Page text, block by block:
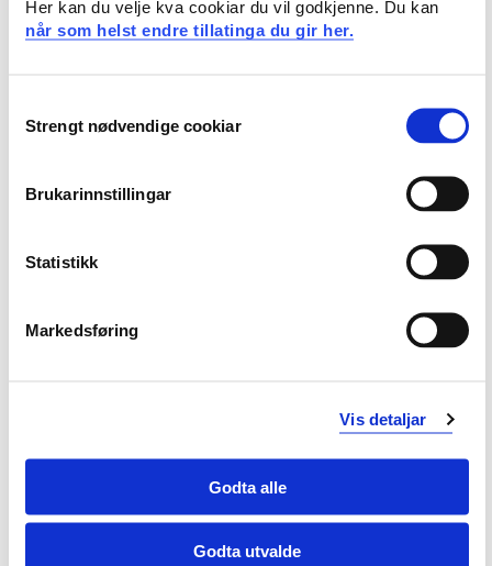
Her kan du velje kva cookiar du vil godkjenne. Du kan
når som helst endre tillatinga du gir her.
Selection
Strengt nødvendige cookiar
Brukarinnstillingar
Statistikk
Markedsføring
Vis detaljar
Godta alle
Godta utvalde
Generell kompetanse
Oppbygningen av tegnspråk
Krav til forkunnskaper
Undervisnings- og læringsformer
Arbeidsformer fra TST111 "Norsk Tegnspråk 1"
videreføres; Arbeid i plenum, i mindre grupper og